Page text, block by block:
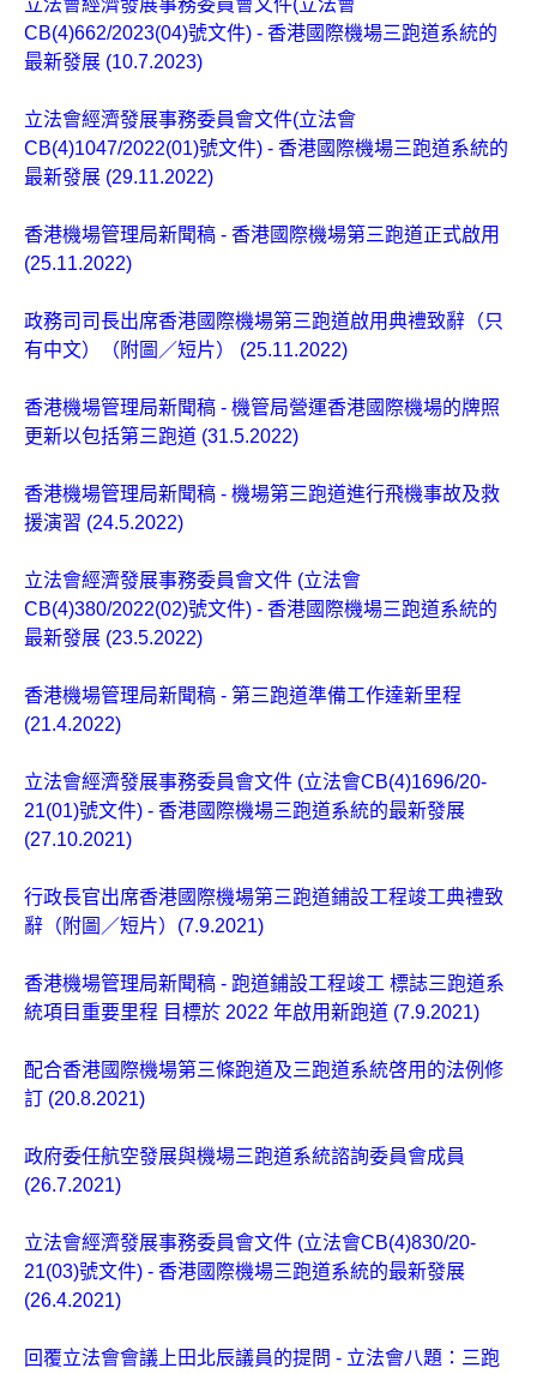
CB(4)662/2023(04)號文件) - 香港國際機場三跑道系統的
最新發展 (10.7.2023)
立法會經濟發展事務委員會文件(立法會
CB(4)1047/2022(01)號文件) - 香港國際機場三跑道系統的
最新發展 (29.11.2022)
香港機場管理局新聞稿 - 香港國際機場第三跑道正式啟用
(25.11.2022)
政務司司長出席香港國際機場第三跑道啟用典禮致辭（只
有中文）（附圖／短片） (25.11.2022)
香港機場管理局新聞稿 - 機管局營運香港國際機場的牌照
更新以包括第三跑道 (31.5.2022)
香港機場管理局新聞稿 - 機場第三跑道進行飛機事故及救
援演習 (24.5.2022)
立法會經濟發展事務委員會文件 (立法會
CB(4)380/2022(02)號文件) - 香港國際機場三跑道系統的
最新發展 (23.5.2022)
香港機場管理局新聞稿 - 第三跑道準備工作達新里程
(21.4.2022)
立法會經濟發展事務委員會文件 (立法會CB(4)1696/20-
21(01)號文件) - 香港國際機場三跑道系統的最新發展
(27.10.2021)
行政長官出席香港國際機場第三跑道鋪設工程竣工典禮致
辭（附圖／短片）(7.9.2021)
香港機場管理局新聞稿 - 跑道鋪設工程竣工 標誌三跑道系
統項目重要里程 目標於 2022 年啟用新跑道 (7.9.2021)
配合香港國際機場第三條跑道及三跑道系統啓用的法例修
訂 (20.8.2021)
政府委任航空發展與機場三跑道系統諮詢委員會成員
(26.7.2021)
立法會經濟發展事務委員會文件 (立法會CB(4)830/20-
21(03)號文件) - 香港國際機場三跑道系統的最新發展
(26.4.2021)
回覆立法會會議上田北辰議員的提問 - 立法會八題：三跑